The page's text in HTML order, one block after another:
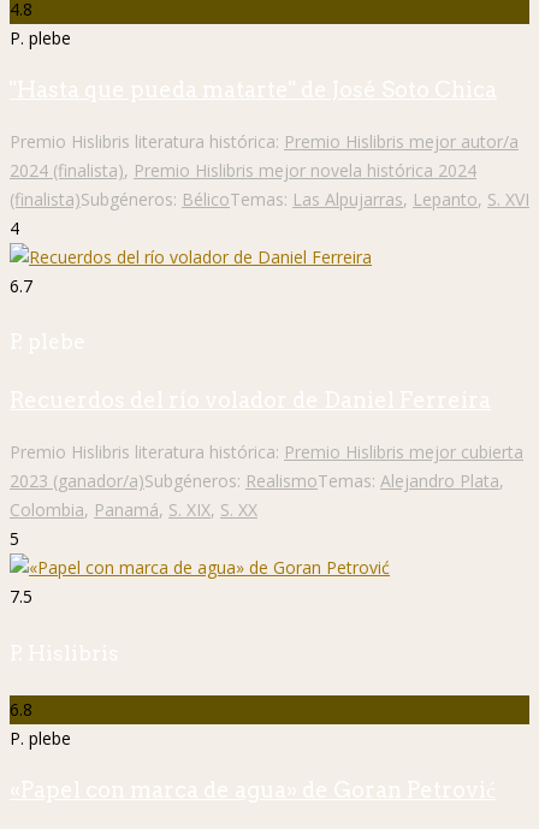
4.8
P. plebe
"Hasta que pueda matarte" de José Soto Chica
Premio Hislibris literatura histórica: Premio Hislibris mejor autor/a
2024 (finalista), Premio Hislibris mejor novela histórica 2024
(finalista)Subgéneros: BélicoTemas: Las Alpujarras, Lepanto, S. XVI
4
6.7
P. plebe
Recuerdos del río volador de Daniel Ferreira
Premio Hislibris literatura histórica: Premio Hislibris mejor cubierta
2023 (ganador/a)Subgéneros: RealismoTemas: Alejandro Plata,
Colombia, Panamá, S. XIX, S. XX
5
7.5
P. Hislibris
6.8
P. plebe
«Papel con marca de agua» de Goran Petrović